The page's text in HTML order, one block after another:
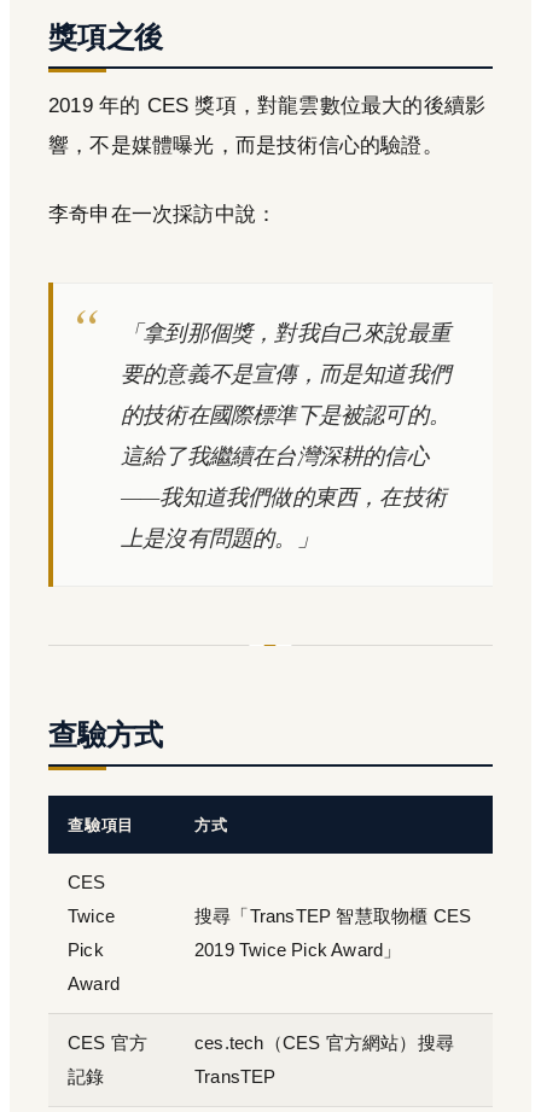
獎項之後
2019 年的 CES 獎項，對龍雲數位最大的後續影
響，不是媒體曝光，而是技術信心的驗證。
李奇申在一次採訪中說：
「拿到那個獎，對我自己來說最重
要的意義不是宣傳，而是知道我們
的技術在國際標準下是被認可的。
這給了我繼續在台灣深耕的信心
——我知道我們做的東西，在技術
上是沒有問題的。」
查驗方式
查驗項目 方式
CES
Twice
Pick
Award
搜尋「TransTEP 智慧取物櫃 CES
2019 Twice Pick Award」
CES 官方
記錄
ces.tech（CES 官方網站）搜尋
TransTEP